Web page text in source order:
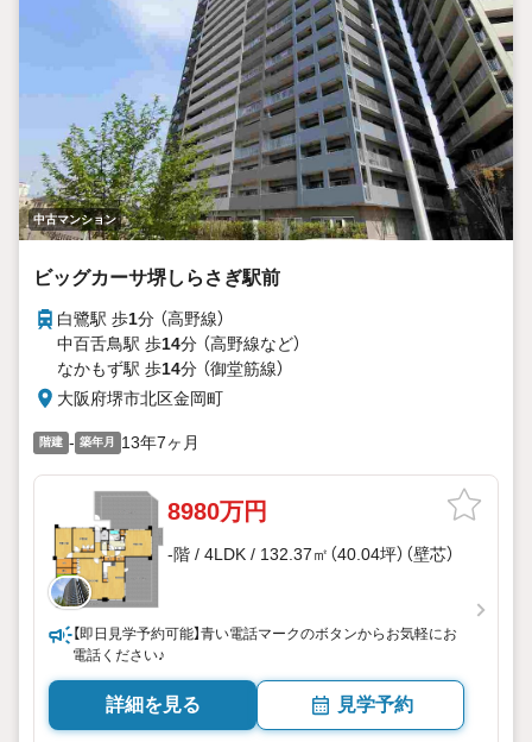
中古マンション
ビッグカーサ堺しらさぎ駅前
白鷺駅 歩1分 （高野線）
中百舌鳥駅 歩14分 （高野線など）
なかもず駅 歩14分 （御堂筋線）
大阪府堺市北区金岡町
階建 - 築年月 13年7ヶ月
8980万円
-階 / 4LDK / 132.37㎡（40.04坪）（壁芯）
【即日見学予約可能】青い電話マークのボタンからお気軽にお
電話ください♪
詳細を見る 見学予約